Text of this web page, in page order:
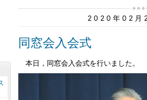
2020年02月
同窓会入会式
本日，同窓会入会式を行いました。